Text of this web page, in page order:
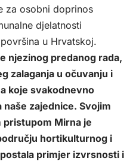
za osobni doprinos
djelatnosti
u Hrvatskoj.
njezinog predanog rada,
zalaganja u očuvanju i
koje svakodnevno
zajednice. Svojim
pristupom Mirna je
hortikulturnog i
primjer izvrsnosti i